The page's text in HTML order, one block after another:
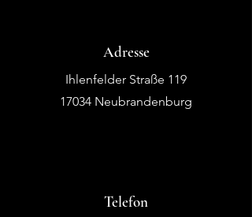
Adresse
Ihlenfelder Straße 119
17034 Neubrandenburg
Telefon